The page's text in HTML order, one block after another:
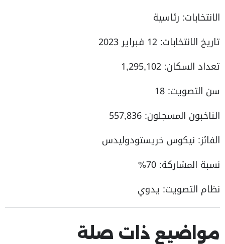
الانتخابات: رئاسية
تاريخ الانتخابات: 12 فبراير 2023
تعداد السكان: 1,295,102
سن التصويت: 18
الناخبون المسجلون: 557,836
الفائز: نيكوس خريستودوليدس
نسبة المشاركة: 70%
نظام التصويت: يدوي
مواضيع ذات صلة